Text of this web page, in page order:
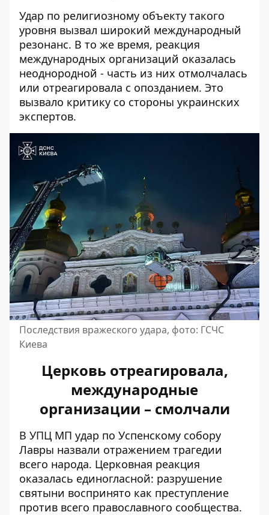
Удар по религиозному объекту такого
уровня вызвал широкий международный
резонанс. В то же время, реакция
международных организаций оказалась
неоднородной - часть из них отмолчалась
или отреагировала с опозданием. Это
вызвало критику со стороны украинских
экспертов.
Последствия вражеского удара, фото: ГСЧС
Киева
Церковь отреагировала,
международные
организации – смолчали
В УПЦ МП удар по Успенскому собору
Лавры назвали отражением трагедии
всего народа. Церковная реакция
оказалась единогласной: разрушение
святыни воспринято как преступление
против всего православного сообщества.